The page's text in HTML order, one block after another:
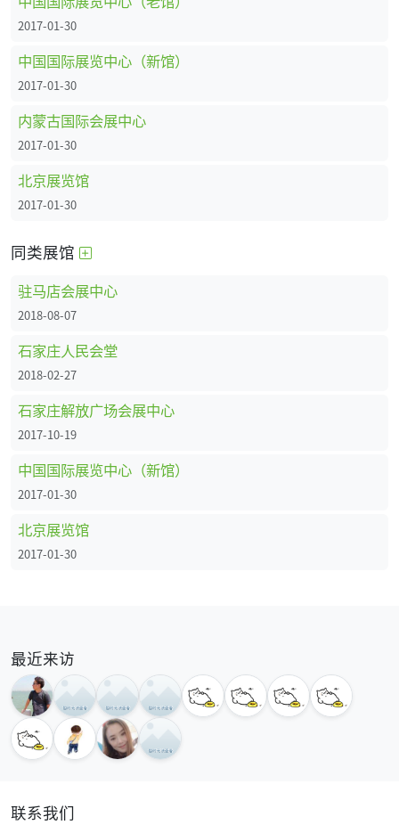
2017-01-30
中国国际展览中心（新馆）
2017-01-30
内蒙古国际会展中心
2017-01-30
北京展览馆
2017-01-30
同类展馆
驻马店会展中心
2018-08-07
石家庄人民会堂
2018-02-27
石家庄解放广场会展中心
2017-10-19
中国国际展览中心（新馆）
2017-01-30
北京展览馆
2017-01-30
最近来访
联系我们